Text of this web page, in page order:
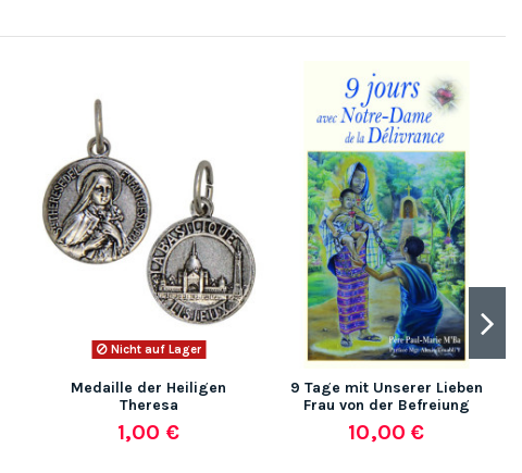
(6
Nicht auf Lager
Medaille der Heiligen
Theresa
1,00 €
9 Tage mit Unserer Lieben
Frau von der Befreiung
10,00 €